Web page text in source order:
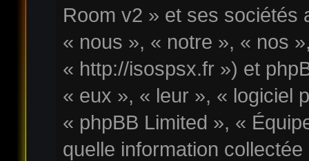
Room v2 » et ses sociétés
« nous », « notre », « nos
« http://isospsx.fr ») et
« eux », « leur », « logiciel
« phpBB Limited », «
quelle information